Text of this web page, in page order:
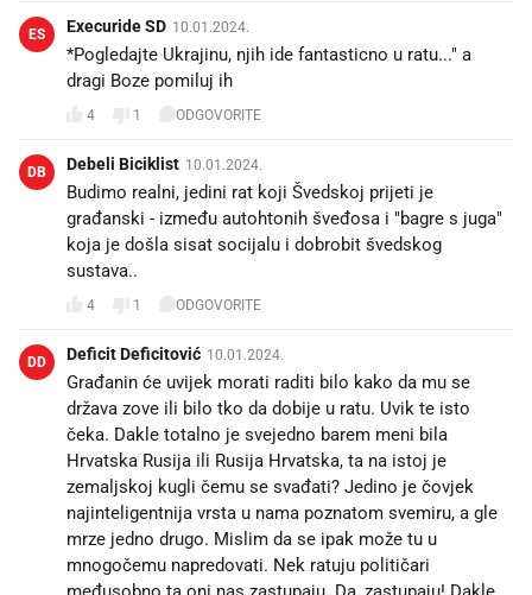
ES Execuride SD 10.01.2024.
*Pogledajte Ukrajinu, njih ide fantasticno u ratu..." a
dragi Boze pomiluj ih 😂😂😂
4 1 ODGOVORITE
DB Debeli Biciklist 10.01.2024.
Budimo realni, jedini rat koji Švedskoj prijeti je
građanski - između autohtonih šveđosa i "bagre s juga"
koja je došla sisat socijalu i dobrobit švedskog
sustava..
4 1 ODGOVORITE
DD Deficit Deficitović 10.01.2024.
Građanin će uvijek morati raditi bilo kako da mu se
država zove ili bilo tko da dobije u ratu. Uvik te isto
čeka. Dakle totalno je svejedno barem meni bila
Hrvatska Rusija ili Rusija Hrvatska, ta na istoj je
zemaljskoj kugli čemu se svađati? Jedino je čovjek
najinteligentnija vrsta u nama poznatom svemiru, a gle
mrze jedno drugo. Mislim da se ipak može tu u
mnogočemu napredovati. Nek ratuju političari